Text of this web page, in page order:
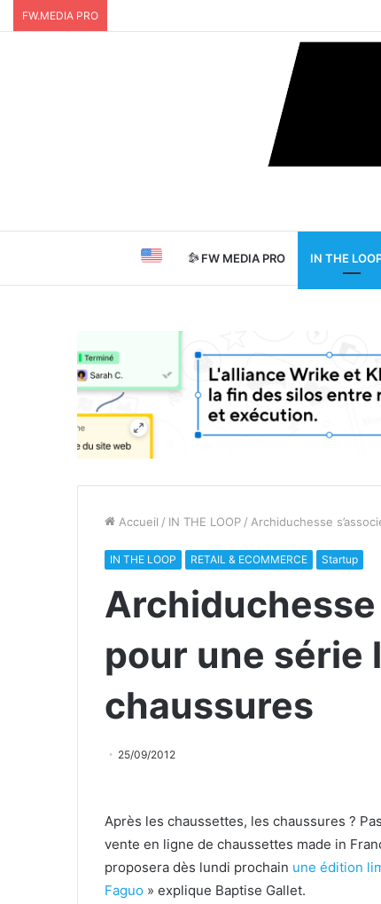
FW.MEDIA PRO
FW MEDIA PRO IN THE
Accueil / IN THE LOOP / Archiduchesse
IN THE LOOP RETAIL & ECOMMERCE Startup
Archiduchesse
pour une série
chaussures
25/09/2012
Après les chaussettes, les chaussures ?
vente en ligne de chaussettes made in
proposera dès lundi prochain une édition
Faguo » explique Baptise Gallet.